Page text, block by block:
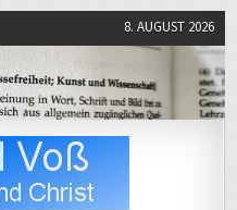
8. AUGUST 2026